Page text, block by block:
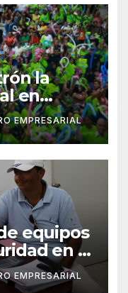
la
en
de
EMPRESARIAL
equipos
en el
EMPRESARIAL